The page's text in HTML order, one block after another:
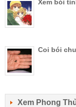
Xem bói
Coi bói
Xem Phong